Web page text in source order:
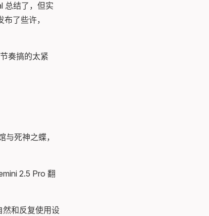
总结了，但实
了些许，
奏搞的太紧
死神之蝶，
2.5 Pro 翻
然和反复使用设